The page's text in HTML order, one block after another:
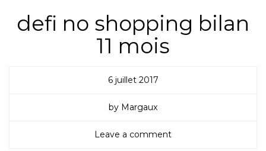
defi no shopping bilan
11 mois
6 juillet 2017
by Margaux
Leave a comment